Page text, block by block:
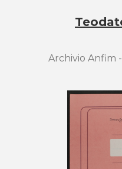
Archivio Anfim